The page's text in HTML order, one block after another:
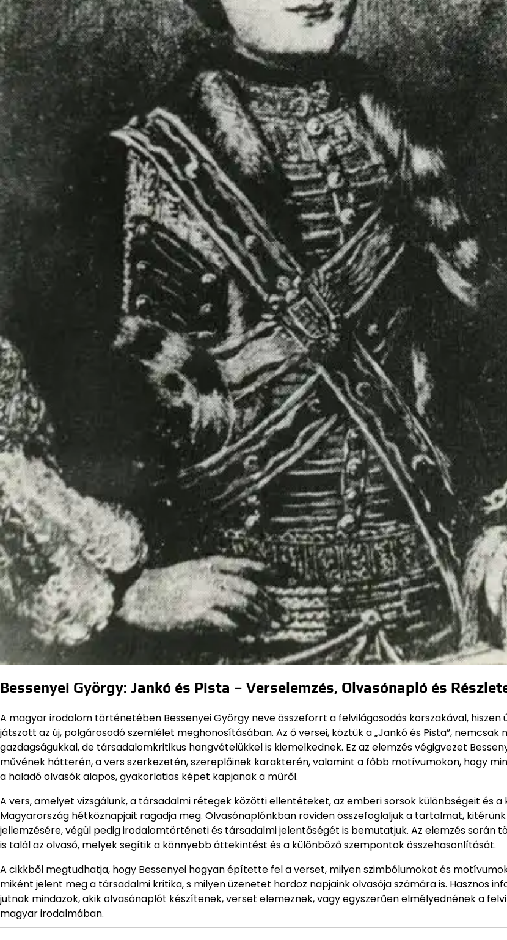
Bessenyei György: Jankó és Pista – Verselemzés, Olvasónapló és
A magyar irodalom történetében Bessenyei György neve összeforrt a felvilágosodás korszakával,
játszott az új, polgárosodó szemlélet meghonosításában. Az ő versei, köztük a „Jankó és Pista”, nemcsak
gazdagságukkal, de társadalomkritikus hangvételükkel is kiemelkednek. Ez az elemzés végigvezet
művének hátterén, a vers szerkezetén, szereplőinek karakterén, valamint a főbb motívumokon, hogy
a haladó olvasók alapos, gyakorlatias képet kapjanak a műről.
A vers, amelyet vizsgálunk, a társadalmi rétegek közötti ellentéteket, az emberi sorsok különbségeit és a
Magyarország hétköznapjait ragadja meg. Olvasónaplónkban röviden összefoglaljuk a tartalmat,
jellemzésére, végül pedig irodalomtörténeti és társadalmi jelentőségét is bemutatjuk. Az elemzés során
is talál az olvasó, melyek segítik a könnyebb áttekintést és a különböző szempontok összehasonlítását.
A cikkből megtudhatja, hogy Bessenyei hogyan építette fel a verset, milyen szimbólumokat és
miként jelent meg a társadalmi kritika, s milyen üzenetet hordoz napjaink olvasója számára is. Hasznos
jutnak mindazok, akik olvasónaplót készítenek, verset elemeznek, vagy egyszerűen elmélyednének a
magyar irodalmában.